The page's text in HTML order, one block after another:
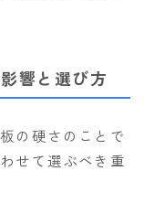
響と選び方
の硬さのことで
せて選ぶべき重